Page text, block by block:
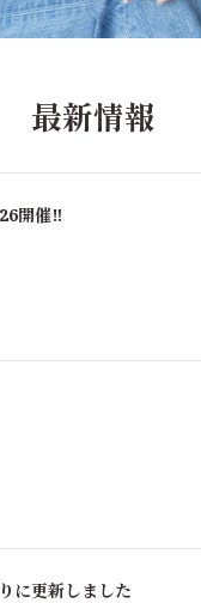
最新情報
開催‼️
に更新しました